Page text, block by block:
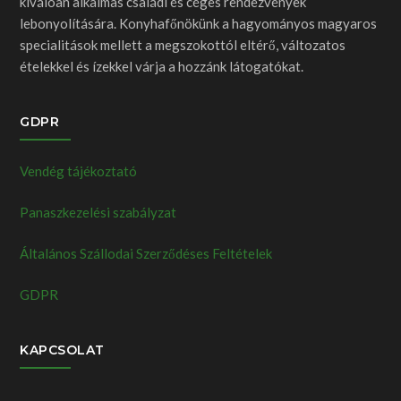
lebonyolítására. Konyhafőnökünk a hagyományos magyaros
specialitások mellett a megszokottól eltérő, változatos
ételekkel és ízekkel várja a hozzánk látogatókat.
GDPR
Vendég tájékoztató
Panaszkezelési szabályzat
Általános Szállodai Szerződéses Feltételek
GDPR
KAPCSOLAT